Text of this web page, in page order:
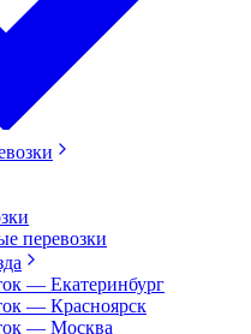
перевозки
— Екатеринбург
— Красноярск
— Москва